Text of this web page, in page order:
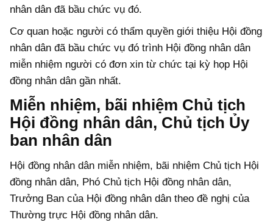
nhân dân đã bầu chức vụ đó.
Cơ quan hoặc người có thẩm quyền giới thiệu Hội đồng
nhân dân đã bầu chức vụ đó trình Hội đồng nhân dân
miễn nhiệm người có đơn xin từ chức tại kỳ họp Hội
đồng nhân dân gần nhất.
Miễn nhiệm, bãi nhiệm Chủ tịch
Hội đồng nhân dân, Chủ tịch Ủy
ban nhân dân
Hội đồng nhân dân miễn nhiệm, bãi nhiệm Chủ tịch Hội
đồng nhân dân, Phó Chủ tịch Hội đồng nhân dân,
Trưởng Ban của Hội đồng nhân dân theo đề nghị của
Thường trực Hội đồng nhân dân.